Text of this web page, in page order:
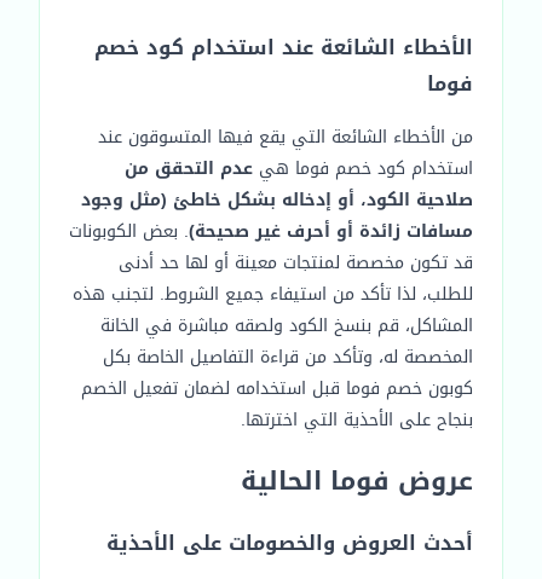
الأخطاء الشائعة عند استخدام كود خصم
فوما
من الأخطاء الشائعة التي يقع فيها المتسوقون عند
استخدام كود خصم فوما هي عدم التحقق من
صلاحية الكود، أو إدخاله بشكل خاطئ (مثل وجود
مسافات زائدة أو أحرف غير صحيحة). بعض الكوبونات
قد تكون مخصصة لمنتجات معينة أو لها حد أدنى
للطلب، لذا تأكد من استيفاء جميع الشروط. لتجنب هذه
المشاكل، قم بنسخ الكود ولصقه مباشرة في الخانة
المخصصة له، وتأكد من قراءة التفاصيل الخاصة بكل
كوبون خصم فوما قبل استخدامه لضمان تفعيل الخصم
بنجاح على الأحذية التي اخترتها.
عروض فوما الحالية
أحدث العروض والخصومات على الأحذية